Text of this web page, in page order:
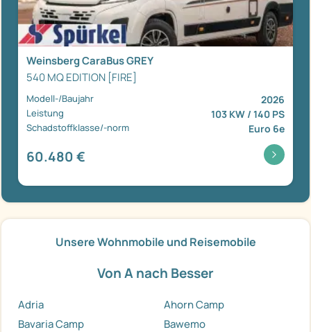
Weinsberg CaraBus GREY
540 MQ EDITION [FIRE]
Modell-/Baujahr 2026
Leistung 103 KW / 140 PS
Schadstoffklasse/-norm Euro 6e
60.480 €
Unsere Wohnmobile und Reisemobile
Von A nach Besser
Adria
Ahorn Camp
Bavaria Camp
Bawemo